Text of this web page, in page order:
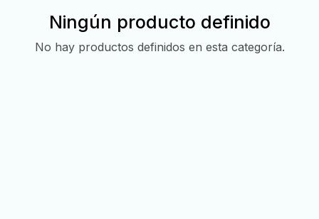
Ningún producto definido
No hay productos definidos en esta categoría.